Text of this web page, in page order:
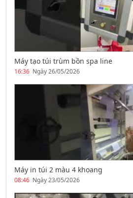
Máy tạo túi trùm bồn spa line
16:36 Ngày 26/05/2026
Máy in túi 2 màu 4 khoang
08:46 Ngày 23/05/2026